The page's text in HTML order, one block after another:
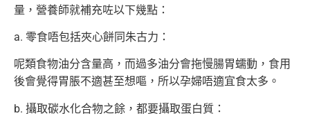
量，營養師就補充咗以下幾點：
a. 零食唔包括夾心餅同朱古力：
呢類食物油分含量高，而過多油分會拖慢腸胃蠕動，食用
後會覺得胃脹不適甚至想嘔，所以孕婦唔適宜食太多。
b. 攝取碳水化合物之餘，都要攝取蛋白質：